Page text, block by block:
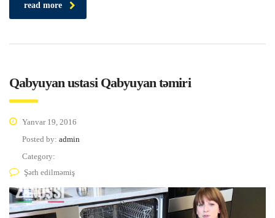
read more
Qabyuyan ustasi Qabyuyan təmiri
Yanvar 19, 2016
Posted by: admin
Category:
Şərh edilməmiş